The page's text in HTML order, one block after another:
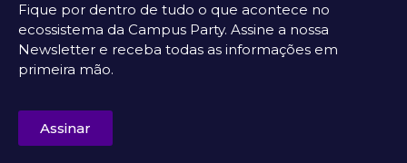
Fique por dentro de tudo o que acontece no
ecossistema da Campus Party. Assine a nossa
Newsletter e receba todas as informações em
primeira mão.
Assinar